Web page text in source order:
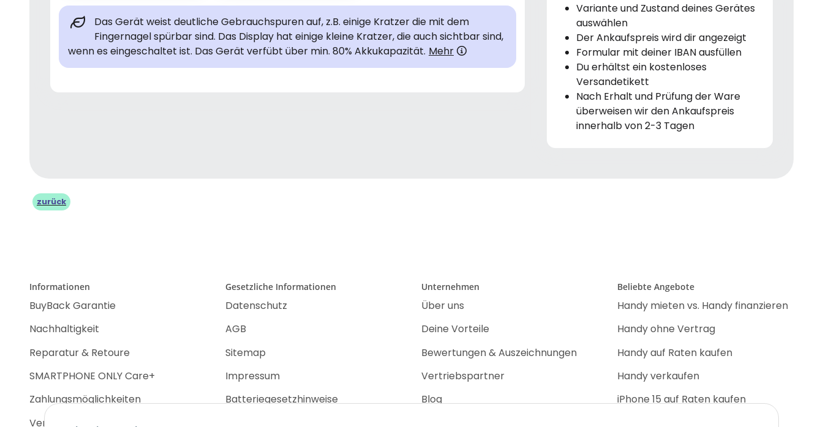
Das Gerät weist deutliche Gebrauchspuren auf, z.B. einige Kratzer die mit dem
Fingernagel spürbar sind. Das Display hat einige kleine Kratzer, die auch sichtbar sind,
wenn es eingeschaltet ist. Das Gerät verfübt über min. 80% Akkukapazität. Mehr
Variante und Zustand deines Gerätes
auswählen
Der Ankaufspreis wird dir angezeigt
Formular mit deiner IBAN ausfüllen
Du erhältst ein kostenloses
Versandetikett
Nach Erhalt und Prüfung der Ware
überweisen wir den Ankaufspreis
innerhalb von 2-3 Tagen
zurück
Informationen
BuyBack Garantie
Nachhaltigkeit
Reparatur & Retoure
SMARTPHONE ONLY Care+
Zahlungsmöglichkeiten
Versandinformationen
Gesetzliche Informationen
Datenschutz
AGB
Sitemap
Impressum
Batteriegesetzhinweise
Unternehmen
Über uns
Deine Vorteile
Bewertungen & Auszeichnungen
Vertriebspartner
Blog
Beliebte Angebote
Handy mieten vs. Handy finanzieren
Handy ohne Vertrag
Handy auf Raten kaufen
Handy verkaufen
iPhone 15 auf Raten kaufen